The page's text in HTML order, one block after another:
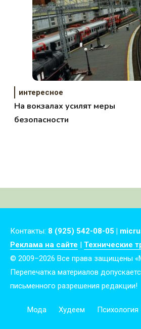
интересное
На вокзалах усилят меры
безопасности
Контакты: 8 (925) 542-08-05 |
Реклама на сайте | Технические
© 2009–2026 Все права защищены
Перепечатка материалов
письменного разрешения редакции!
Мода Худеем Психология